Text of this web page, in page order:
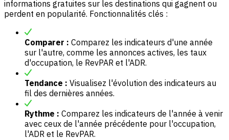
informations gratuites sur les destinations qui gagnent ou
perdent en popularité. Fonctionnalités clés :
Comparer : Comparez les indicateurs d'une année
sur l'autre, comme les annonces actives, les taux
d'occupation, le RevPAR et l'ADR.
Tendance : Visualisez l'évolution des indicateurs au
fil des dernières années.
Rythme : Comparez les indicateurs de l'année à venir
avec ceux de l'année précédente pour l'occupation,
l'ADR et le RevPAR.